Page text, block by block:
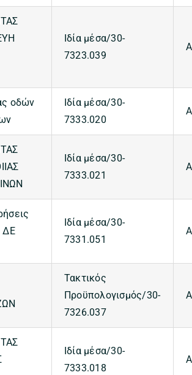
Ιδία μέσα/30-
7323.039
οδών
Ιδία μέσα/30-
7333.020
Ιδία μέσα/30-
7333.021
ΔΕ
Ιδία μέσα/30-
7331.051
Τακτικός
Προϋπολογισμός/30-
7326.037
Ιδία μέσα/30-
7333.018